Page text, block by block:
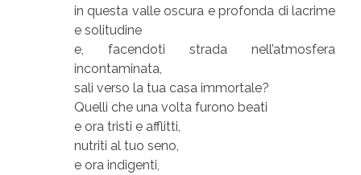
in questa valle oscura e profonda di lacrime
e solitudine
e, facendoti strada nell’atmosfera
incontaminata,
sali verso la tua casa immortale?
Quelli che una volta furono beati
e ora tristi e afflitti,
nutriti al tuo seno,
e ora indigenti,